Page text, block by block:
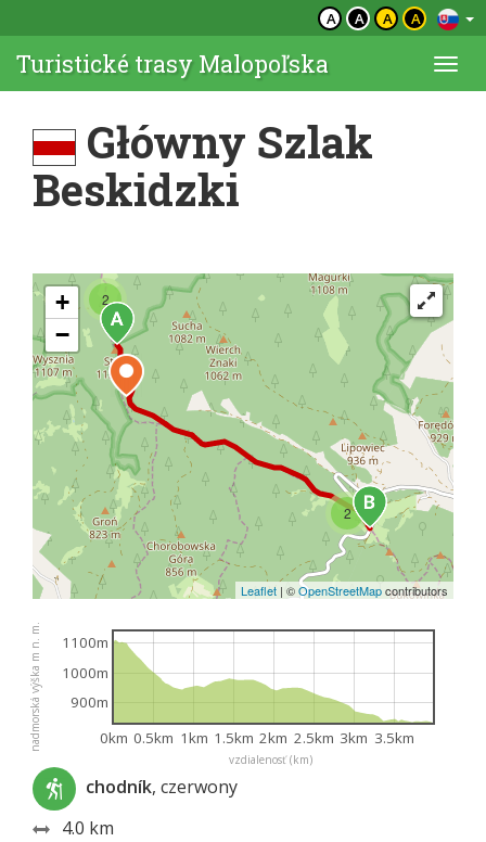
A A A A
Turistické trasy Malopoľska
Główny Szlak
Beskidzki
2
2
+
−
Leaflet | ©OpenStreetMapcontributors
vzdialenosť (km)
nadmorská výška m n. m. 0km 0.5km 1km 1.5km 2km 2.5km 3km 3.5km
900m
1000m
1100m
chodník, czerwony
4.0 km